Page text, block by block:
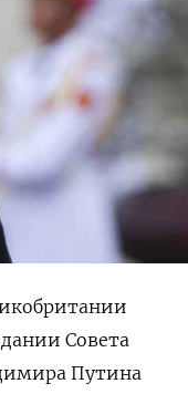
Совета
Путина